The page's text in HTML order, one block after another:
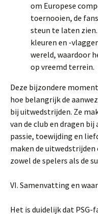
om Europese
toernooien, de
steun te laten zien.
kleuren en -
wereld, waardoor
op vreemd terrein.
Deze bijzondere
hoe belangrijk de
bij uitwedstrijden. Ze
van de club en dragen bij
passie, toewijding en
maken de
zowel de spelers als de
VI. Samenvatting en
Het is duidelijk dat PSG-